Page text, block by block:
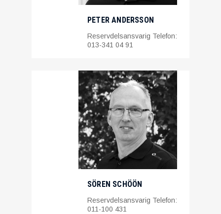
PETER ANDERSSON
Reservdelsansvarig Telefon:
013-341 04 91
SÖREN SCHÖÖN
Reservdelsansvarig Telefon:
011-100 431